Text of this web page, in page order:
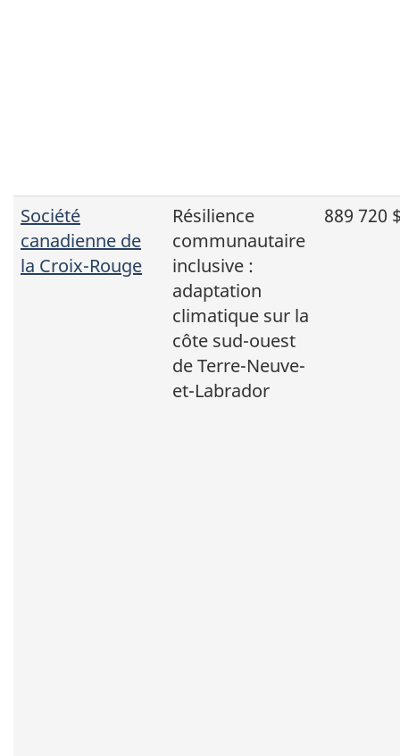
Société
canadienne de
la Croix-Rouge
Résilience
communautaire
inclusive :
adaptation
climatique sur la
côte sud-ouest
de Terre-Neuve-
et-Labrador
889 720